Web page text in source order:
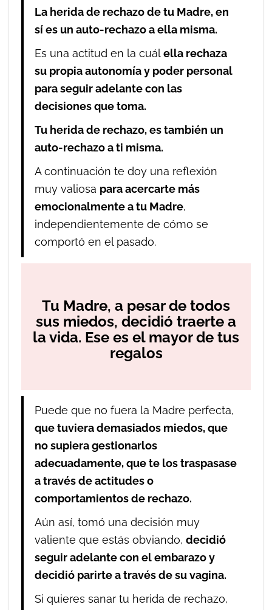
La herida de rechazo de tu Madre, en
sí es un auto-rechazo a ella misma.
Es una actitud en la cuál ella rechaza
su propia autonomía y poder personal
para seguir adelante con las
decisiones que toma.
Tu herida de rechazo, es también un
auto-rechazo a ti misma.
A continuación te doy una reflexión
muy valiosa para acercarte más
emocionalmente a tu Madre,
independientemente de cómo se
comportó en el pasado.
Tu Madre, a pesar de todos
sus miedos, decidió traerte a
la vida. Ese es el mayor de tus
regalos
Puede que no fuera la Madre perfecta,
que tuviera demasiados miedos, que
no supiera gestionarlos
adecuadamente, que te los traspasase
a través de actitudes o
comportamientos de rechazo.
Aún así, tomó una decisión muy
valiente que estás obviando, decidió
seguir adelante con el embarazo y
decidió parirte a través de su vagina.
Si quieres sanar tu herida de rechazo,